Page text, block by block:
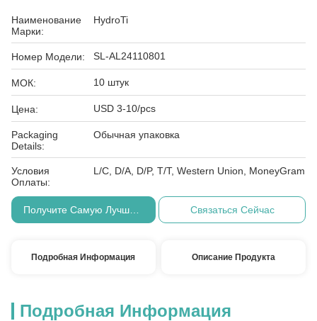
Наименование
Марки:
HydroTi
Номер Модели: SL-AL24110801
МОК: 10 штук
Цена: USD 3-10/pcs
Packaging
Details:
Обычная упаковка
Условия
Оплаты:
L/C, D/A, D/P, T/T, Western Union, MoneyGram
Связаться Сейчас
Подробная Информация Описание Продукта
Подробная Информация